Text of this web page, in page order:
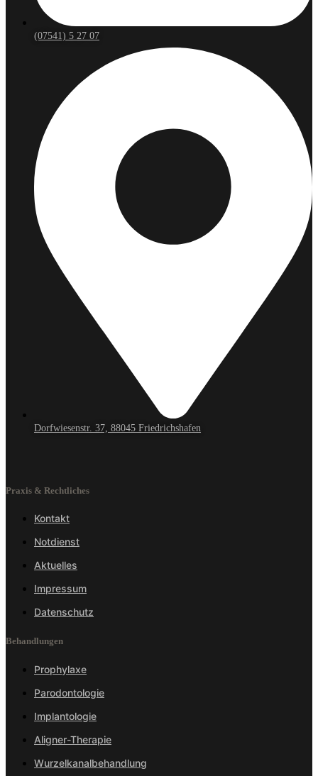
(07541) 5 27 07
Dorfwiesenstr. 37, 88045 Friedrichshafen
Praxis & Rechtliches
Kontakt
Notdienst
Aktuelles
Impressum
Datenschutz
Behandlungen
Prophylaxe
Parodontologie
Implantologie
Aligner-Therapie
Wurzelkanalbehandlung